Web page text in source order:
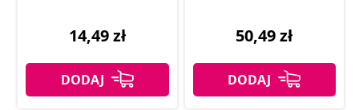
14,49 zł 50,49 zł